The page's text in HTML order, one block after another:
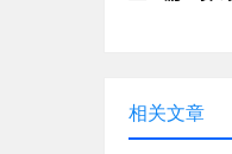
相关文章